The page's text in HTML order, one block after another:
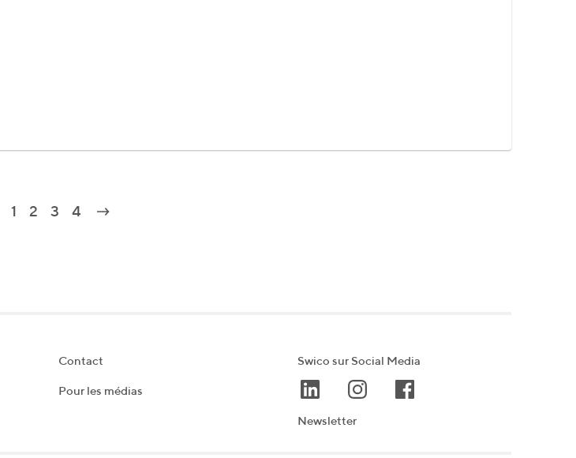
1 2 3 4
Contact
Pour les médias
Swico sur Social Media
Newsletter